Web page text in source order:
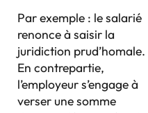
Par exemple : le salarié
renonce à saisir la
juridiction prud’homale.
En contrepartie,
l’employeur s’engage à
verser une somme